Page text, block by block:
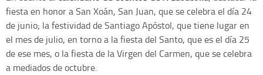
fiesta en honor a San Xoán, San Juan, que se celebra el día 24
de junio; la festividad de Santiago Apóstol, que tiene lugar en
el mes de julio, en torno a la fiesta del Santo, que es el día 25
de ese mes, o la fiesta de la Virgen del Carmen, que se celebra
a mediados de octubre.